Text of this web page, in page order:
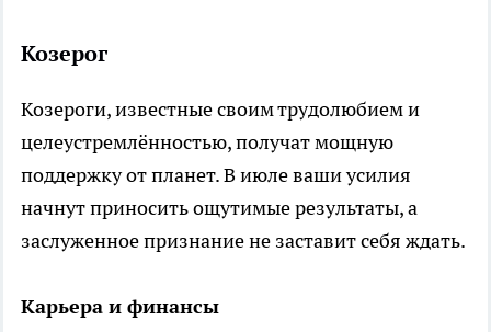
Козерог
Козероги, известные своим трудолюбием и
целеустремлённостью, получат мощную
поддержку от планет. В июле ваши усилия
начнут приносить ощутимые результаты, а
заслуженное признание не заставит себя ждать.
Карьера и финансы